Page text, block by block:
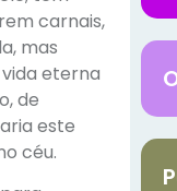
carnais,
mas
eterna
de
este
céu.